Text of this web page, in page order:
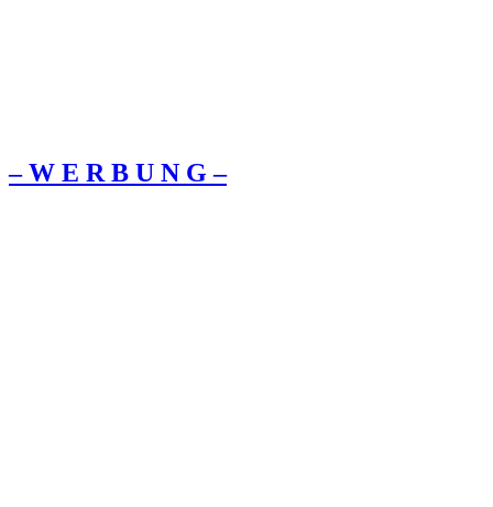
– W Ε R Β U Ν G –